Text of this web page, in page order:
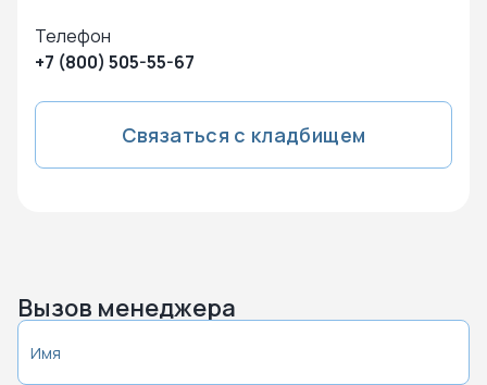
Телефон
+7 (800) 505-55-67
Связаться с кладбищем
Вызов менеджера